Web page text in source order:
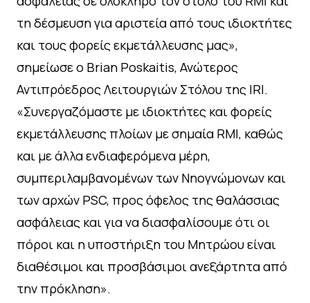
τη δέσμευση για αριστεία από τους ιδιοκτήτες
και τους φορείς εκμετάλλευσης μας»,
σημείωσε ο Brian Poskaitis, Ανώτερος
Αντιπρόεδρος Λειτουργιών Στόλου της IRI.
«Συνεργαζόμαστε με ιδιοκτήτες και φορείς
εκμετάλλευσης πλοίων με σημαία RMI, καθώς
και με άλλα ενδιαφερόμενα μέρη,
συμπεριλαμβανομένων των Νηογνώμονων και
των αρχών PSC, προς όφελος της θαλάσσιας
ασφάλειας και για να διασφαλίσουμε ότι οι
πόροι και η υποστήριξη του Μητρώου είναι
διαθέσιμοι και προσβάσιμοι ανεξάρτητα από
την πρόκληση».